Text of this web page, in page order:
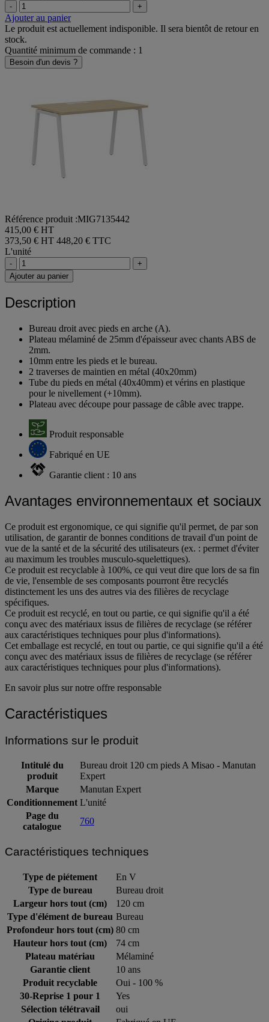
- +
Ajouter au panier
Le produit est actuellement indisponible. Il sera bientôt de retour en
stock.
Quantité minimum de commande : 1
Besoin d'un devis ?
Référence produit :MIG7135442
415,00 € HT
373,50 € HT 448,20 € TTC
L'unité
-
+
Ajouter au panier
Description
Bureau droit avec pieds en arche (A).
Plateau mélaminé de 25mm d'épaisseur avec chants ABS de
2mm.
10mm entre les pieds et le bureau.
2 traverses de maintien en métal (40x20mm)
Tube du pieds en métal (40x40mm) et vérins en plastique
pour le nivellement (+10mm).
Plateau avec découpe pour passage de câble avec trappe.
Produit responsable
Fabriqué en UE
Garantie client : 10 ans
Avantages environnementaux et sociaux
Ce produit est ergonomique, ce qui signifie qu'il permet, de par son
utilisation, de garantir de bonnes conditions de travail d'un point de
vue de la santé et de la sécurité des utilisateurs (ex. : permet d'éviter
au maximum les troubles musculo-squelettiques).
Ce produit est recyclable à 100%, ce qui veut dire que lors de sa fin
de vie, l'ensemble de ses composants pourront être recyclés
distinctement les uns des autres via des filières de recyclage
spécifiques.
Ce produit est recyclé, en tout ou partie, ce qui signifie qu'il a été
conçu avec des matériaux issus de filières de recyclage (se référer
aux caractéristiques techniques pour plus d'informations).
Cet emballage est recyclé, en tout ou partie, ce qui signifie qu'il a été
conçu avec des matériaux issus de filières de recyclage (se référer
aux caractéristiques techniques pour plus d'informations).
En savoir plus sur notre offre responsable
Caractéristiques
Informations sur le produit
Intitulé du
produit
Bureau droit 120 cm pieds A Misao - Manutan
Expert
Marque
Manutan Expert
Conditionnement L'unité
Page du
catalogue
760
Caractéristiques techniques
Type de piétement
En V
Type de bureau
Bureau droit
Largeur hors tout (cm)
120 cm
Type d'élément de bureau Bureau
Profondeur hors tout (cm) 80 cm
Hauteur hors tout (cm)
74 cm
Plateau matériau
Mélaminé
Garantie client
10 ans
Produit recyclable
Oui - 100 %
30-Reprise 1 pour 1
Yes
Sélection télétravail
oui